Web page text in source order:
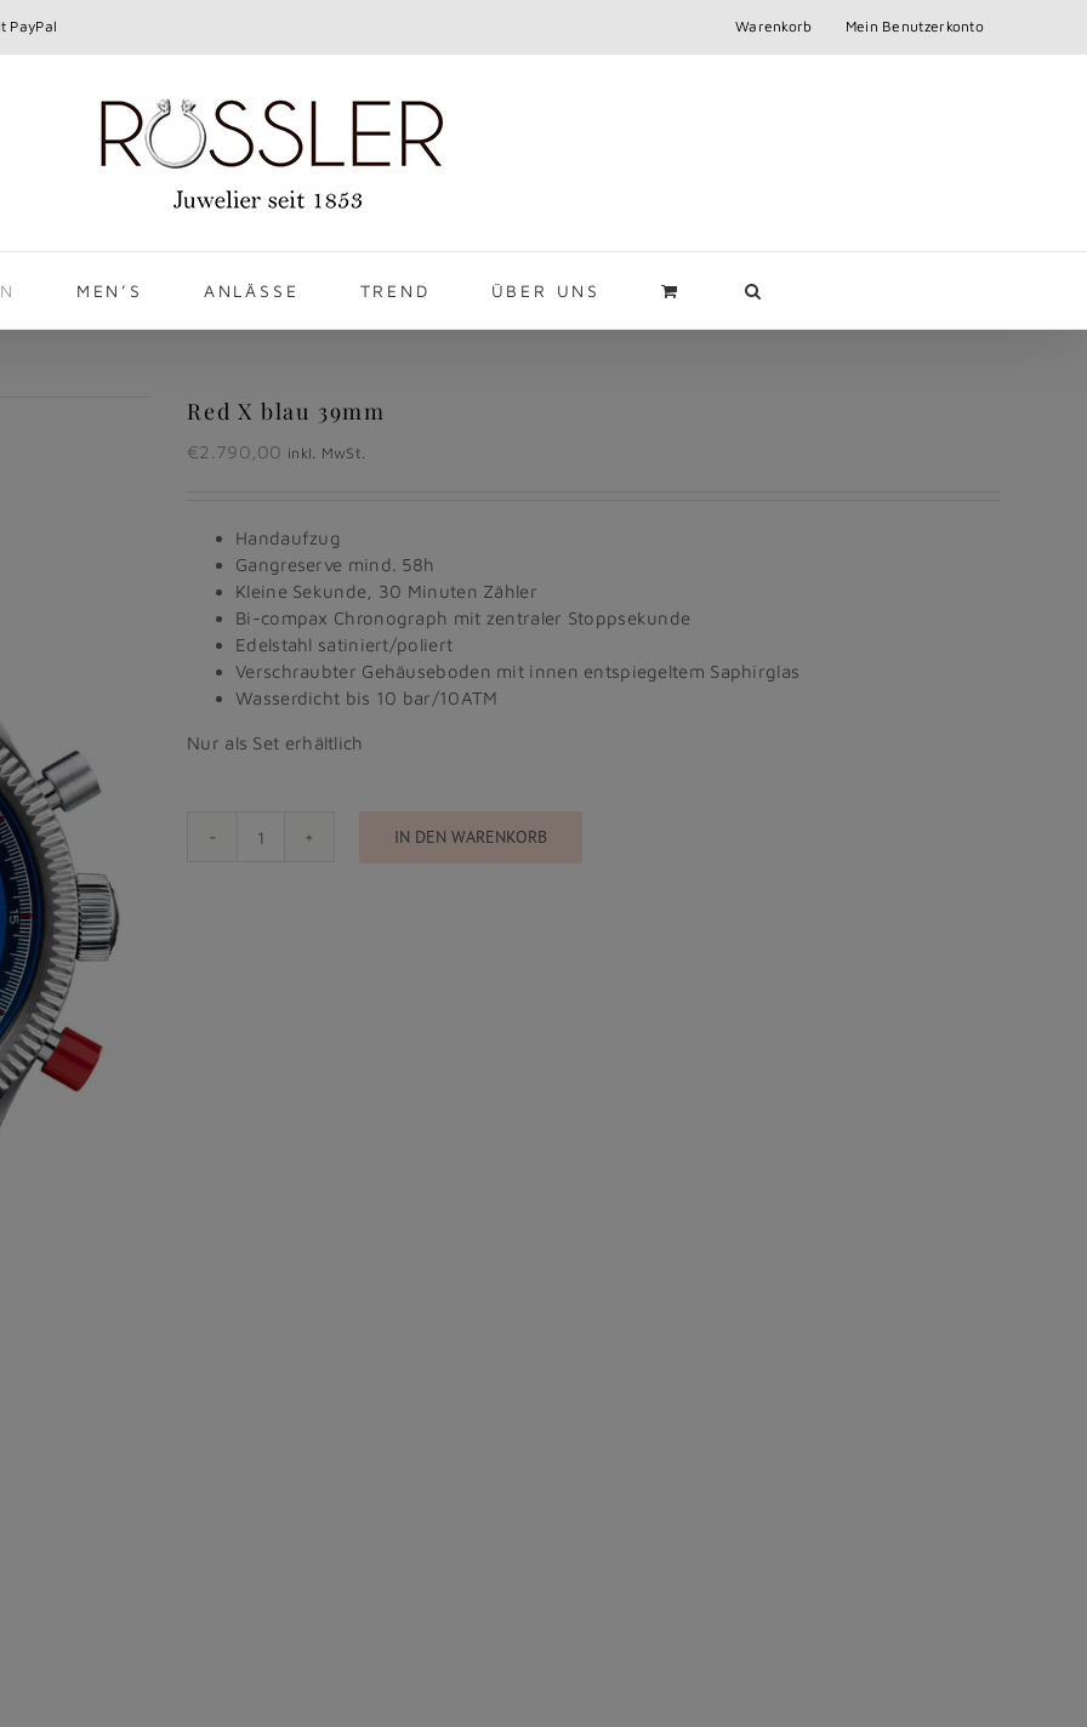
PayPal Warenkorb Mein Benutzerkonto
MEN’S ANLÄSSE TREND ÜBER UNS
Red X blau 39mm
€2.790,00 inkl. MwSt.
Handaufzug
Gangreserve mind. 58h
Kleine Sekunde, 30 Minuten Zähler
Bi-compax Chronograph mit zentraler Stoppsekunde
Edelstahl satiniert/poliert
Verschraubter Gehäuseboden mit innen entspiegeltem Saphirglas
Wasserdicht bis 10 bar/10ATM
Nur als Set erhältlich
Red
IN DEN WARENKORB